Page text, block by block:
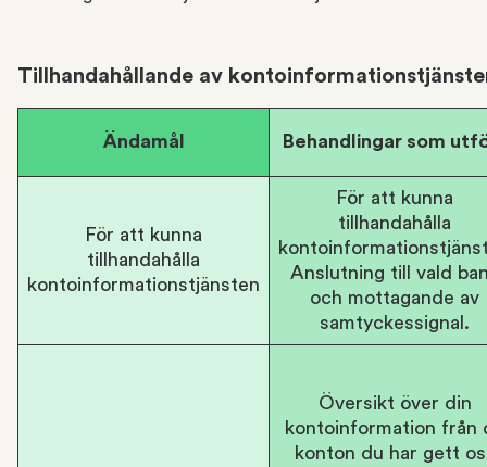
Tillhandahållande av
Ändamål Behandlingar som
För att kunna
tillhandahålla
kontoinformationstjänsten
För att kunna
tillhandahålla
Anslutning till vald
och mottagande av
samtyckessignal.
Översikt över din
kontoinformation från
konton du har gett